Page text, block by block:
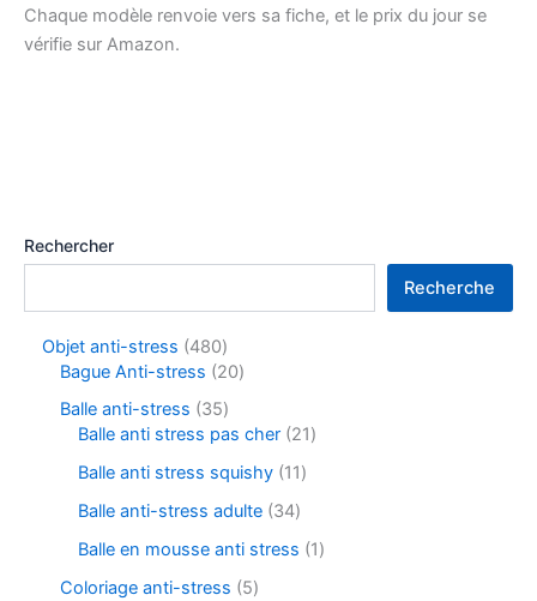
Rechercher
Recherche
Objet anti-stress
480
Bague Anti-stress
20
Balle anti-stress
35
Balle anti stress pas cher 21
Balle anti stress squishy 11
Balle anti-stress adulte 34
Balle en mousse anti stress
1
Coloriage anti-stress
5
Chaque modèle renvoie vers sa fiche, et le prix du jour se
vérifie sur Amazon.